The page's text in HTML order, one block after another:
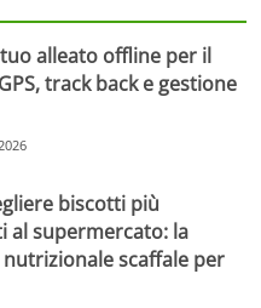
tuo alleato offline per il
track back e gestione
biscotti più
al supermercato: la
nutrizionale scaffale per